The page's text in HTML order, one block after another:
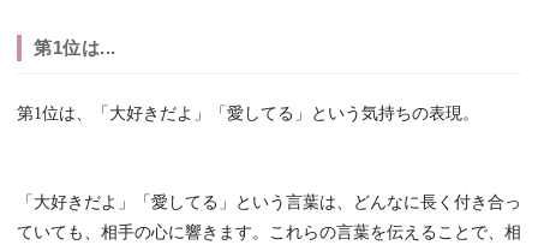
第1位は...
第1位は、「大好きだよ」「愛してる」という気持ちの表現。
「大好きだよ」「愛してる」という言葉は、どんなに長く付き合っ
ていても、相手の心に響きます。これらの言葉を伝えることで、相